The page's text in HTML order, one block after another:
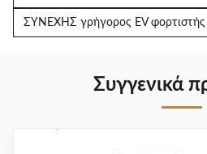
ΣΥΝΕΧΗΣ γρήγορος EV φορτιστής
Συγγενικά